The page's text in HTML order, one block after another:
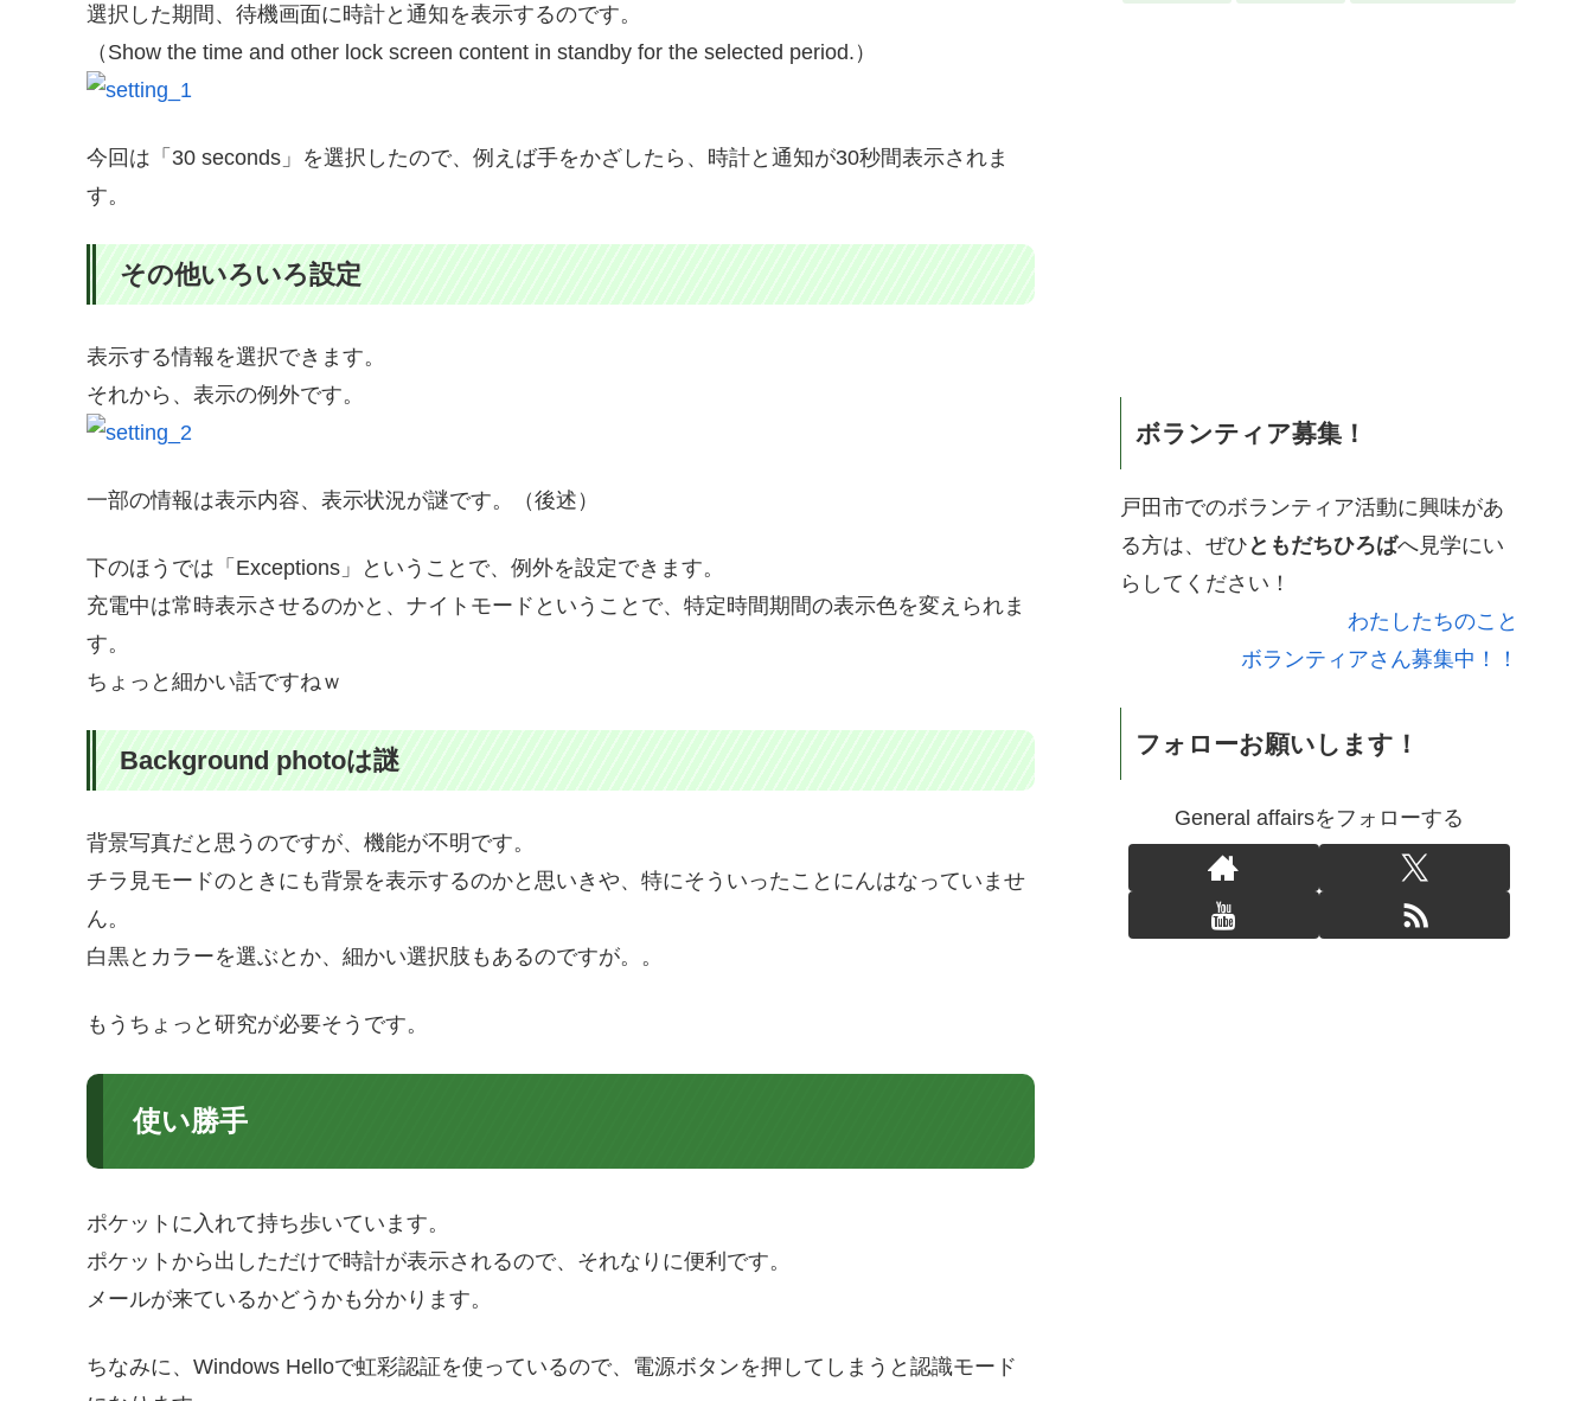
選択した期間、待機画面に時計と通知を表示するのです。
（Show the time and other lock screen content in standby for the selected period.）
今回は「30 seconds」を選択したので、例えば手をかざしたら、時計と通知が30秒間表示されま
す。
その他いろいろ設定
表示する情報を選択できます。
それから、表示の例外です。
一部の情報は表示内容、表示状況が謎です。（後述）
下のほうでは「Exceptions」ということで、例外を設定できます。
充電中は常時表示させるのかと、ナイトモードということで、特定時間期間の表示色を変えられま
す。
ちょっと細かい話ですねｗ
Background photoは謎
背景写真だと思うのですが、機能が不明です。
チラ見モードのときにも背景を表示するのかと思いきや、特にそういったことにんはなっていませ
ん。
白黒とカラーを選ぶとか、細かい選択肢もあるのですが。。
もうちょっと研究が必要そうです。
使い勝手
ポケットに入れて持ち歩いています。
ポケットから出しただけで時計が表示されるので、それなりに便利です。
メールが来ているかどうかも分かります。
ちなみに、Windows Helloで虹彩認証を使っているので、電源ボタンを押してしまうと認識モード
ボランティア募集！
戸田市でのボランティア活動に興味があ
る方は、ぜひ ともだちひろばへ見学にい
らしてください！
わたしたちのこと
ボランティアさん募集中！！
フォローお願いします！
General affairsをフォローする